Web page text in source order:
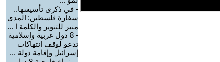
- في ذكرى تأسيسها..
سفارة فلسطين: المدى
منبر للتنوير والكلمة ا ...
-
8 دول عربية وإسلامية
تدعو لوقف انتهاكات
إسرائيل وإقامة دولة ...